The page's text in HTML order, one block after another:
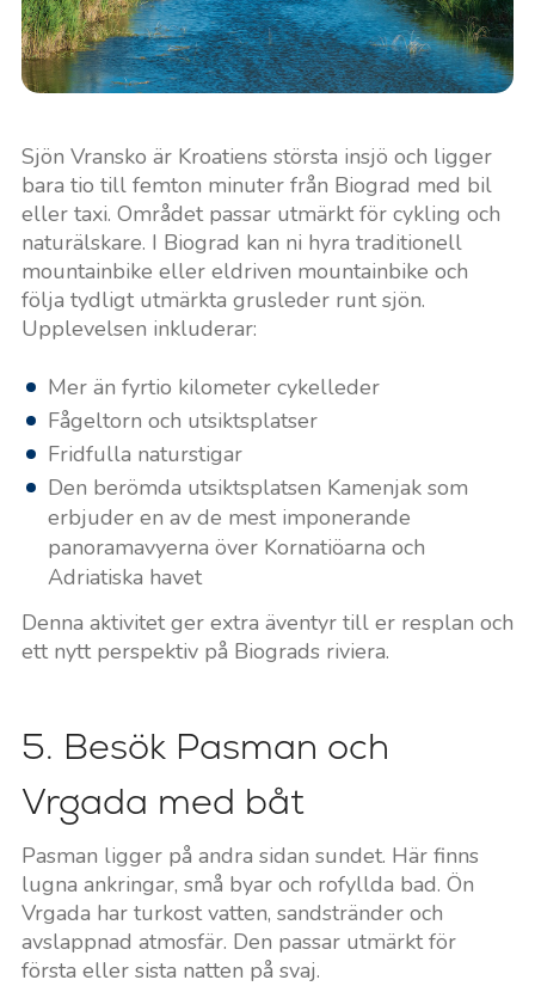
Sjön Vransko är Kroatiens största insjö och ligger
bara tio till femton minuter från Biograd med bil
eller taxi. Området passar utmärkt för cykling och
naturälskare. I Biograd kan ni hyra traditionell
mountainbike eller eldriven mountainbike och
följa tydligt utmärkta grusleder runt sjön.
Upplevelsen inkluderar:
Mer än fyrtio kilometer cykelleder
Fågeltorn och utsiktsplatser
Fridfulla naturstigar
Den berömda utsiktsplatsen Kamenjak som
erbjuder en av de mest imponerande
panoramavyerna över Kornatiöarna och
Adriatiska havet
Denna aktivitet ger extra äventyr till er resplan och
ett nytt perspektiv på Biograds riviera.
5. Besök Pasman och
Vrgada med båt
Pasman ligger på andra sidan sundet. Här finns
lugna ankringar, små byar och rofyllda bad. Ön
Vrgada har turkost vatten, sandstränder och
avslappnad atmosfär. Den passar utmärkt för
första eller sista natten på svaj.